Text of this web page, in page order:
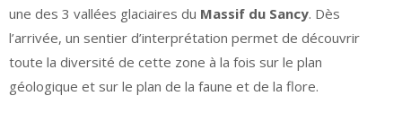
une des 3 vallées glaciaires du Massif du Sancy. Dès
l’arrivée, un sentier d’interprétation permet de découvrir
toute la diversité de cette zone à la fois sur le plan
géologique et sur le plan de la faune et de la flore.